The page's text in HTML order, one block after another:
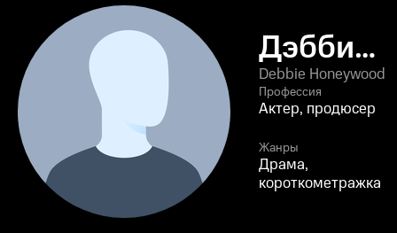
Дэбби
Ханивуд
Debbie Honeywood
Профессия
Актер, продюсер
Жанры
Драма,
короткометражка